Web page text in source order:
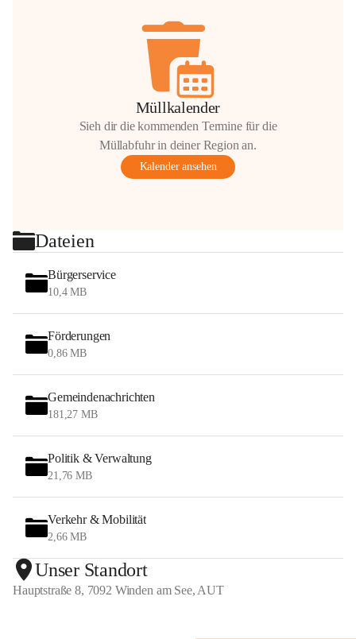
Müllkalender
Sieh dir die kommenden Termine für die
Müllabfuhr in deiner Region an.
Kalender ansehen
Dateien
Bürgerservice
10,4 MB
Förderungen
0,86 MB
Gemeindenachrichten
181,27 MB
Politik & Verwaltung
21,76 MB
Verkehr & Mobilität
2,66 MB
Unser Standort
Hauptstraße 8, 7092 Winden am See, AUT